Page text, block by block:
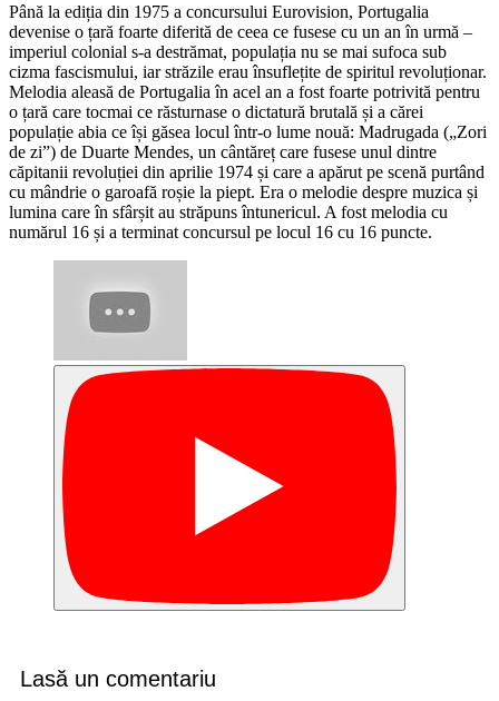
Până la ediția din 1975 a concursului Eurovision, Portugalia
devenise o țară foarte diferită de ceea ce fusese cu un an în urmă –
imperiul colonial s-a destrămat, populația nu se mai sufoca sub
cizma fascismului, iar străzile erau însuflețite de spiritul revoluționar.
Melodia aleasă de Portugalia în acel an a fost foarte potrivită pentru
o țară care tocmai ce răsturnase o dictatură brutală și a cărei
populație abia ce își găsea locul într-o lume nouă: Madrugada („Zori
de zi”) de Duarte Mendes, un cântăreț care fusese unul dintre
căpitanii revoluției din aprilie 1974 și care a apărut pe scenă purtând
cu mândrie o garoafă roșie la piept. Era o melodie despre muzica și
lumina care în sfârșit au străpuns întunericul. A fost melodia cu
numărul 16 și a terminat concursul pe locul 16 cu 16 puncte.
Lasă un comentariu